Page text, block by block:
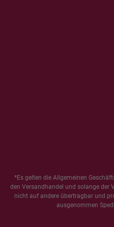
*Es gelten die Allgemeinen
den Versandhandel und solange der
nicht auf andere übertragbar und
ausgenommen